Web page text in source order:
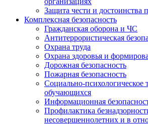
Защита чести и достоинства
Комплексная безопасность
Гражданская оборона и ЧС
Антитеррористическая
Охрана труда
Охрана здоровья и
Дорожная безопасность
Пожарная безопасность
Социально-психологическое
обучающихся
Информационная
Профилактика
несовершеннолетних и в